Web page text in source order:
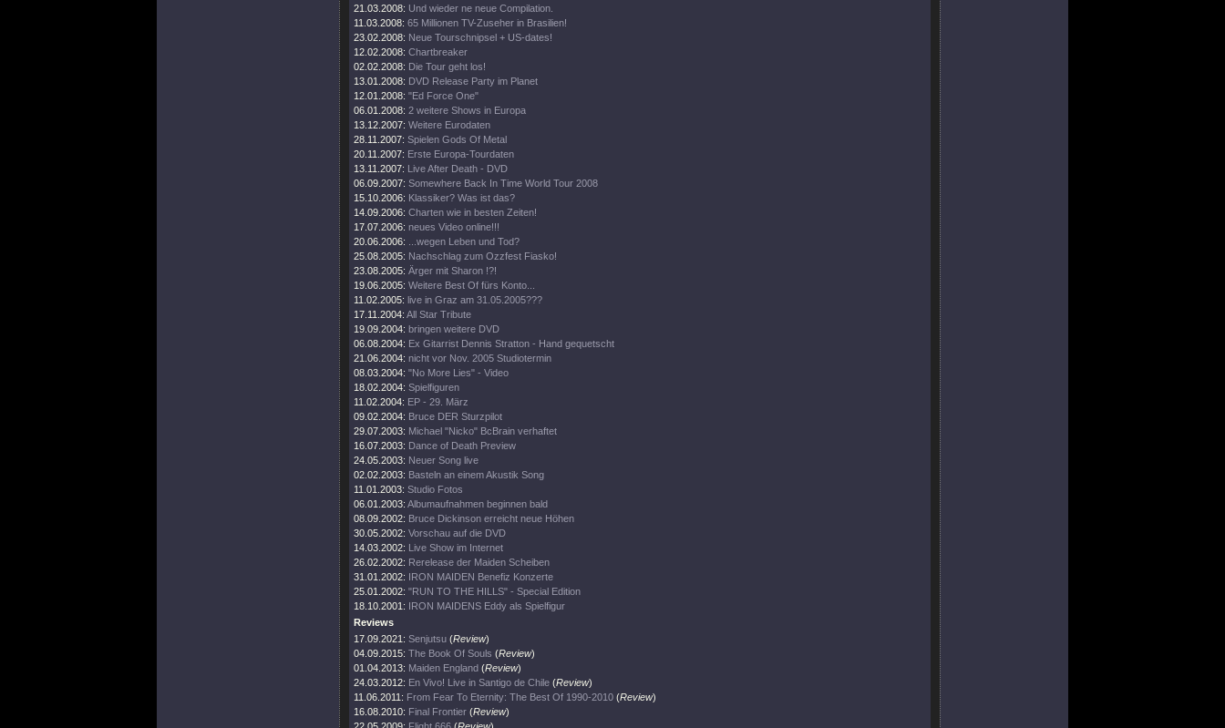
21.03.2008: Und wieder ne neue Compilation.
11.03.2008: 65 Millionen TV-Zuseher in Brasilien!
23.02.2008: Neue Tourschnipsel + US-dates!
12.02.2008: Chartbreaker
02.02.2008: Die Tour geht los!
13.01.2008: DVD Release Party im Planet
12.01.2008: "Ed Force One"
06.01.2008: 2 weitere Shows in Europa
13.12.2007: Weitere Eurodaten
28.11.2007: Spielen Gods Of Metal
20.11.2007: Erste Europa-Tourdaten
13.11.2007: Live After Death - DVD
06.09.2007: Somewhere Back In Time World Tour 2008
15.10.2006: Klassiker? Was ist das?
14.09.2006: Charten wie in besten Zeiten!
17.07.2006: neues Video online!!!
20.06.2006:
...wegen Leben und Tod?
25.08.2005: Nachschlag zum Ozzfest Fiasko!
23.08.2005: Ärger mit Sharon !?!
19.06.2005: Weitere Best Of fürs Konto...
11.02.2005: live in Graz am 31.05.2005???
17.11.2004: All Star Tribute
19.09.2004: bringen weitere DVD
06.08.2004: Ex Gitarrist Dennis Stratton - Hand gequetscht
21.06.2004: nicht vor Nov. 2005 Studiotermin
08.03.2004: "No More Lies" - Video
18.02.2004: Spielfiguren
11.02.2004: EP - 29. März
09.02.2004: Bruce DER Sturzpilot
29.07.2003: Michael "Nicko" BcBrain verhaftet
16.07.2003: Dance of Death Preview
24.05.2003: Neuer Song live
02.02.2003: Basteln an einem Akustik Song
11.01.2003: Studio Fotos
06.01.2003: Albumaufnahmen beginnen bald
08.09.2002: Bruce Dickinson erreicht neue Höhen
30.05.2002: Vorschau auf die DVD
14.03.2002: Live Show im Internet
26.02.2002: Rerelease der Maiden Scheiben
31.01.2002: IRON MAIDEN Benefiz Konzerte
25.01.2002: "RUN TO THE HILLS" - Special Edition
18.10.2001: IRON MAIDENS Eddy als Spielfigur
Reviews
17.09.2021: Senjutsu (Review)
04.09.2015: The Book Of Souls (Review)
01.04.2013: Maiden England (Review)
24.03.2012: En Vivo! Live in Santigo de Chile (Review)
11.06.2011: From Fear To Eternity: The Best Of 1990-2010 (Review)
16.08.2010: Final Frontier (Review)